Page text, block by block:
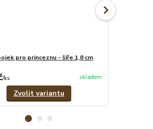
pro princeznu - šíře 1,8 cm
/ks skladem
Zvolit variantu